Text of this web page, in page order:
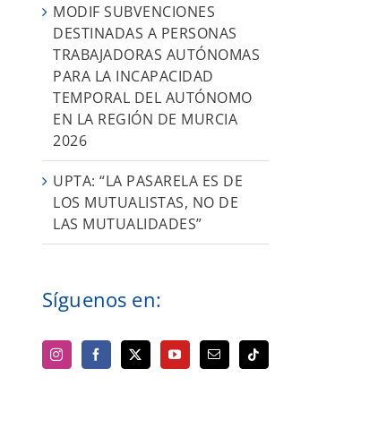
MODIF SUBVENCIONES
DESTINADAS A PERSONAS
TRABAJADORAS AUTÓNOMAS
PARA LA INCAPACIDAD
TEMPORAL DEL AUTÓNOMO
EN LA REGIÓN DE MURCIA
2026
UPTA: “LA PASARELA ES DE
LOS MUTUALISTAS, NO DE
LAS MUTUALIDADES”
Síguenos en: